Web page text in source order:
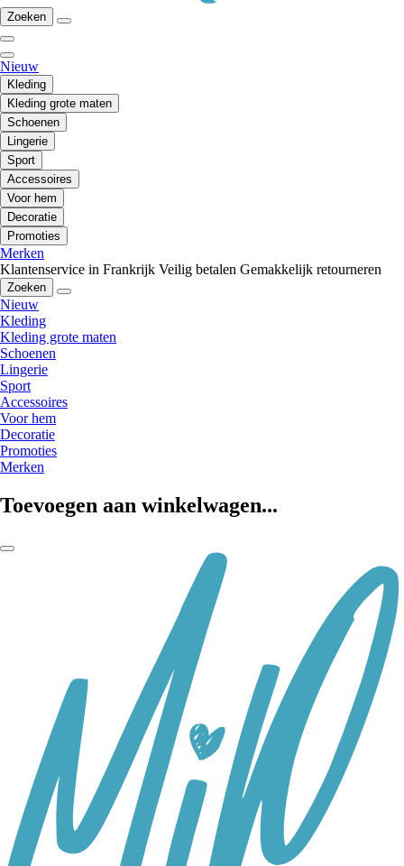
Zoeken
Nieuw
Kleding
Kleding grote maten
Schoenen
Lingerie
Sport
Accessoires
Voor hem
Decoratie
Promoties
Merken
Klantenservice in Frankrijk Veilig betalen Gemakkelijk retourneren
Zoeken
Nieuw
Kleding
Kleding grote maten
Schoenen
Lingerie
Sport
Accessoires
Voor hem
Decoratie
Promoties
Merken
Toevoegen aan winkelwagen...